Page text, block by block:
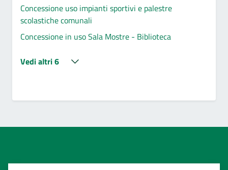
Concessione uso impianti sportivi e palestre
scolastiche comunali
Concessione in uso Sala Mostre - Biblioteca
Vedi altri 6